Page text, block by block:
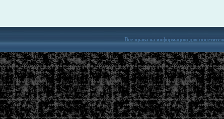
Все права на информацию для